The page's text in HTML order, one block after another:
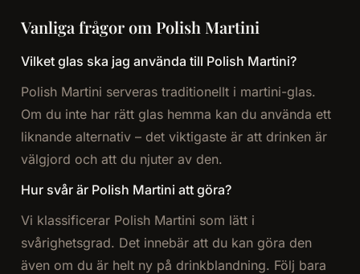
Vanliga frågor om Polish Martini
Vilket glas ska jag använda till Polish Martini?
Polish Martini serveras traditionellt i martini-glas.
Om du inte har rätt glas hemma kan du använda ett
liknande alternativ – det viktigaste är att drinken är
välgjord och att du njuter av den.
Hur svår är Polish Martini att göra?
Vi klassificerar Polish Martini som lätt i
svårighetsgrad. Det innebär att du kan göra den
även om du är helt ny på drinkblandning. Följ bara